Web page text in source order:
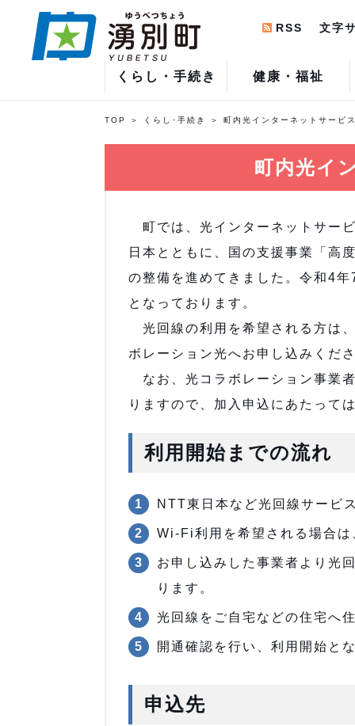
くらし・手続き 健康・福祉
RSS 文字
TOP くらし･手続き 町内光インターネットサービ
町内光イ
町では、光インターネットサー
日本とともに、国の支援事業「高
の整備を進めてきました。令和4
となっております。
光回線の利用を希望される方は
ボレーション光へお申し込みくだ
なお、光コラボレーション事業
りますので、加入申込にあたって
利用開始までの流れ
NTT東日本など光回線サービ
Wi-Fi利用を希望される場合
お申し込みした事業者より光
ります。
光回線をご自宅などの住宅へ
開通確認を行い、利用開始と
申込先